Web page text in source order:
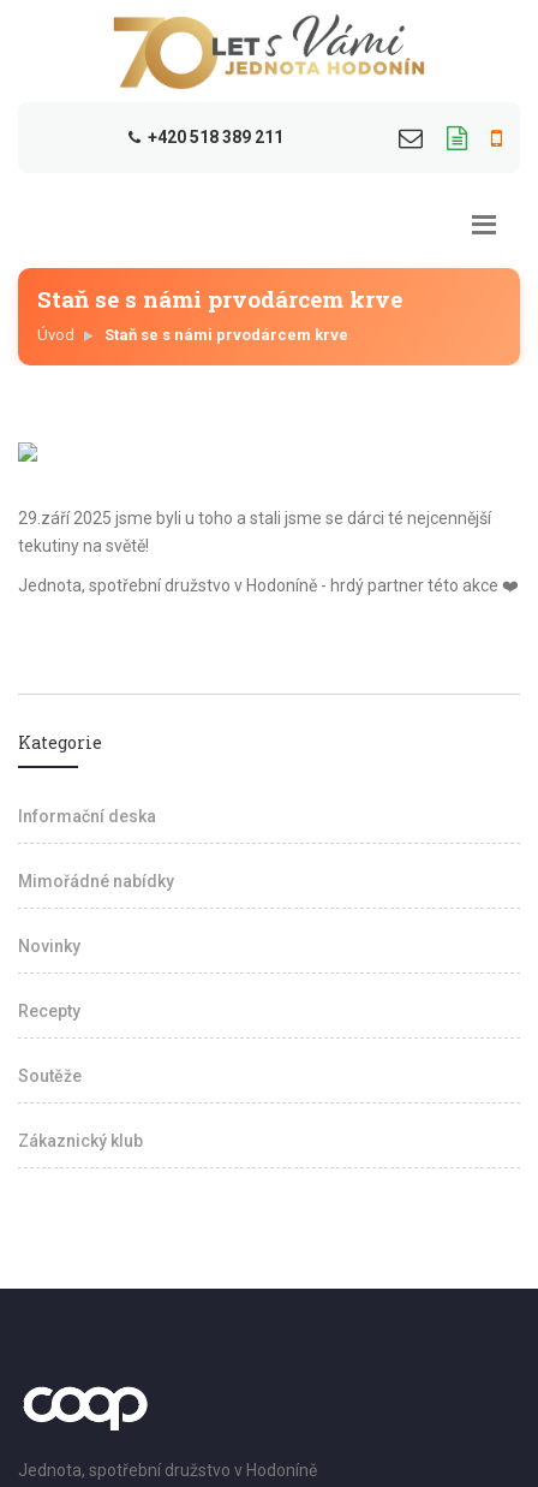
+420 518 389 211
Staň se s námi prvodárcem krve
Úvod Staň se s námi prvodárcem krve
29.září 2025 jsme byli u toho a stali jsme se dárci té nejcennější
tekutiny na světě!
Jednota, spotřební družstvo v Hodoníně - hrdý partner této akce ❤️
Kategorie
Informační deska
Mimořádné nabídky
Novinky
Recepty
Soutěže
Zákaznický klub
Jednota, spotřební družstvo v Hodoníně